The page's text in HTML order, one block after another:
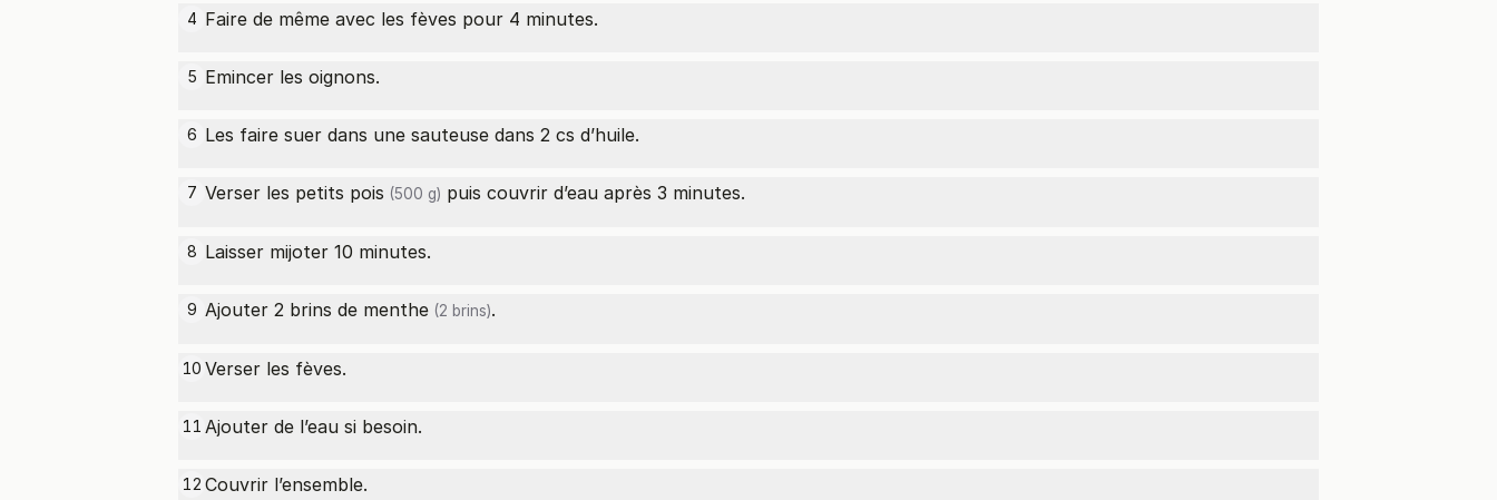
4 Faire de même avec les fèves pour 4 minutes.
5 Emincer les oignons.
6 Les faire suer dans une sauteuse dans 2 cs d’huile.
7 Verser les petits pois (500 g) puis couvrir d’eau après 3 minutes.
8 Laisser mijoter 10 minutes.
9 Ajouter 2 brins de menthe (2 brins).
10 Verser les fèves.
11 Ajouter de l’eau si besoin.
12 Couvrir l’ensemble.